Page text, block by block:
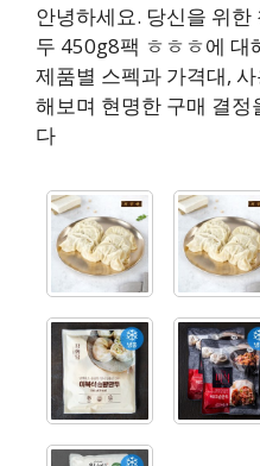
안녕하세요. 당신을 위
두 450g8팩 ㅎㅎㅎ에 대
제품별 스펙과 가격대,
해보며 현명한 구매 결
다